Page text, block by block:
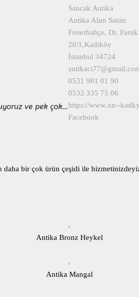
ve pek çok…
Sancak Antika
Antika Alım Satım
Fenerbahçe, Dr.
20/1,Kadıköy
İstanbul 34724
0531 981 01 90
0532 335 75 06
https://www.xn--
Facebook
daha bir çok ürün çeşidi ile
Antika Bronz Heykel
Antika Mangal